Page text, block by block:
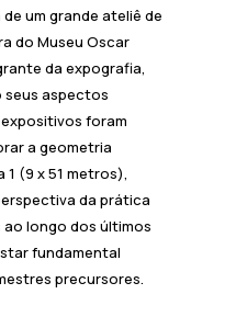
um grande ateliê de
do Museu Oscar
da expografia,
seus aspectos
foram
a geometria
(9 x 51 metros),
da prática
longo dos últimos
fundamental
precursores.